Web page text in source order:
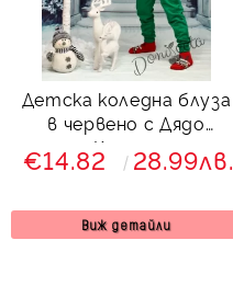
Детска коледна блуза
в червено с Дядо
Коледа
€14.82 28.99лв.
Виж детайли